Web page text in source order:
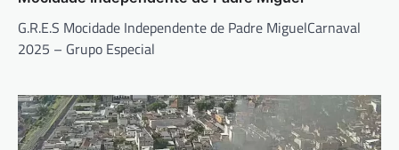
G.R.E.S Mocidade Independente de Padre MiguelCarnaval
2025 – Grupo Especial